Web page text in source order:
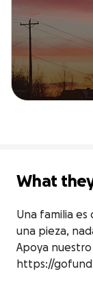
What
Una familia
una pieza,
Apoya
https://